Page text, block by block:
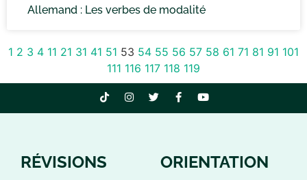
Allemand : Les verbes de modalité
1 2 3 4 11 21 31 41 51 53 54 55 56 57 58 61 71 81 91 101
111 116 117 118 119
RÉVISIONS ORIENTATION